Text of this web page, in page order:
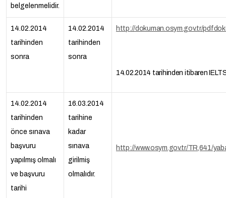
belgelenmelidir.
14.02.2014
tarihinden
sonra
14.02.2014
tarihinden
sonra
http://dokuman.osym.gov.tr/
14.02.2014 tarihinden itibaren
14.02.2014
tarihinden
önce sınava
başvuru
yapılmış olmalı
ve başvuru
tarihi
16.03.2014
tarihine
kadar
sınava
girilmiş
olmalıdır.
http://www.osym.gov.tr/TR,641/